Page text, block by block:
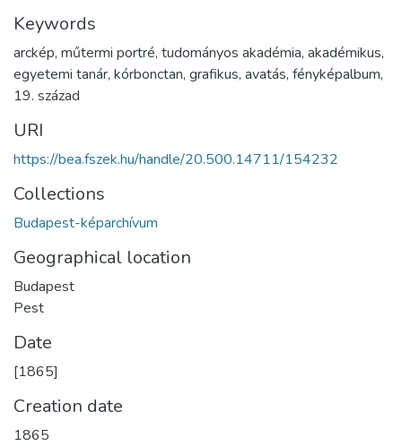
Keywords
arckép, műtermi portré, tudományos akadémia, akadémikus,
egyetemi tanár, kórbonctan, grafikus, avatás, fényképalbum,
19. század
URI
https://bea.fszek.hu/handle/20.500.14711/154232
Collections
Budapest-képarchívum
Geographical location
Budapest
Pest
Date
[1865]
Creation date
1865